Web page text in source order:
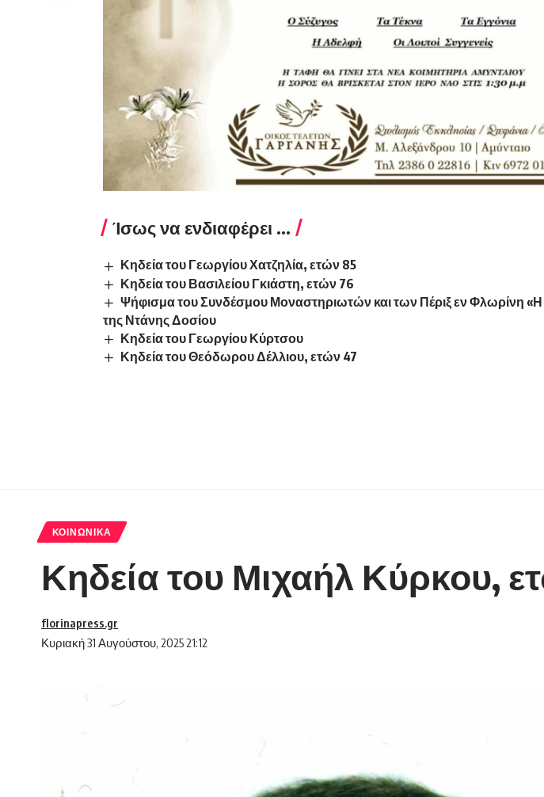
Ίσως να ενδιαφέρει ...
Κηδεία του Γεωργίου Χατζηλία, ετών 85
Κηδεία του Βασιλείου Γκιάστη, ετών 76
Ψήφισμα του Συνδέσμου Μοναστηριωτών και των Πέριξ εν Φλωρίνη «Η
της Ντάνης Δοσίου
Κηδεία του Γεωργίου Κύρτσου
Κηδεία του Θεόδωρου Δέλλιου, ετών 47
ΚΟΙΝΩΝΙΚΆ
Κηδεία του Μιχαήλ Κύρκου,
Κυριακή 31 Αυγούστου, 2025 21:12
florinapress.gr